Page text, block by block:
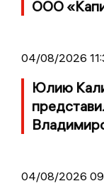
ООО
04/08/2026
Юлию
04/08/2026